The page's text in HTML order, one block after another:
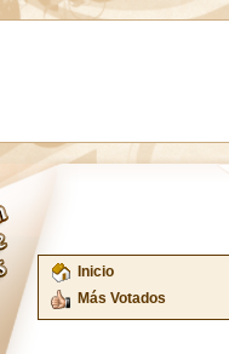
Inicio
Más Votados